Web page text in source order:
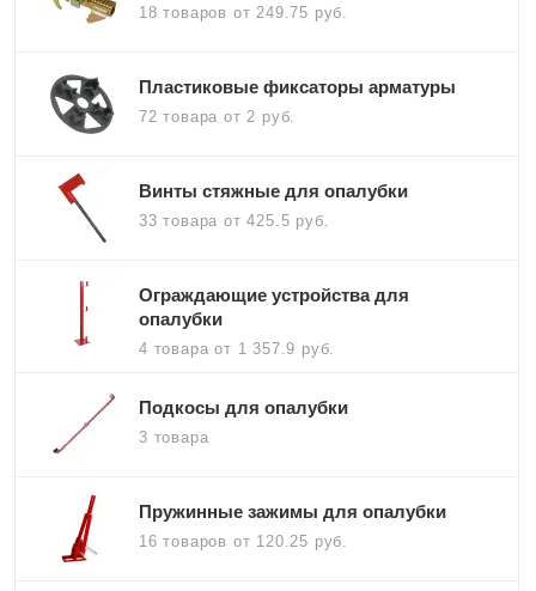
18 товаров от 249.75 руб.
Пластиковые фиксаторы арматуры
72 товара от 2 руб.
Винты стяжные для опалубки
33 товара от 425.5 руб.
Ограждающие устройства для
опалубки
4 товараот 1 357.9 руб.
Подкосы для опалубки
3 товара
Пружинные зажимы для опалубки
16 товаров от 120.25 руб.